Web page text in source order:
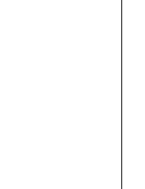
シンプルな間取りや仕様で